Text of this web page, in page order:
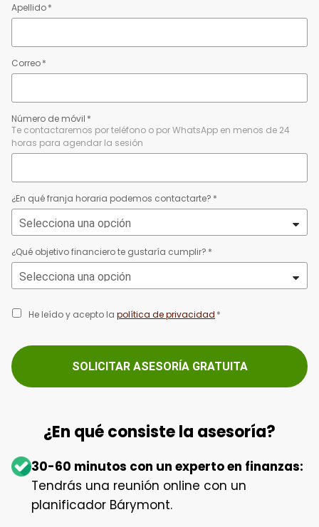
¿En qué consiste la asesoría?
30-60 minutos con un experto en finanzas:
Tendrás una reunión online con un
planificador Bárymont.
Apellido*
Correo*
Número de móvil *
Te contactaremos por teléfono o por WhatsApp en menos de 24
horas para agendar la sesión
¿En qué franja horaria podemos contactarte? *
¿Qué objetivo financiero te gustaría cumplir? *
He leído y acepto la política de privacidad *